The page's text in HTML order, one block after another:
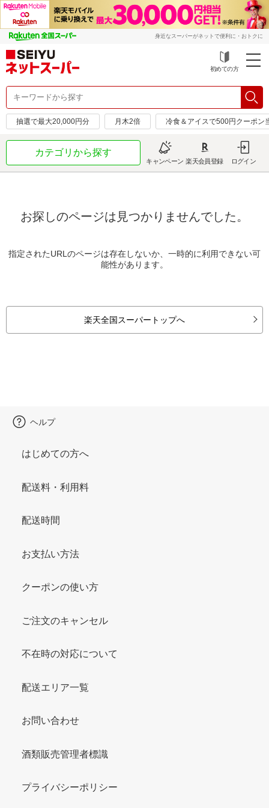
身近なスーパーがネットで便利に・おトクに
初めての方
抽選で最大20,000円分 月木2倍 冷食＆アイスで500円クーポン
カテゴリから探す
キャンペーン 楽天会員登録 ログイン
お探しのページは見つかりませんでした。
指定されたURLのページは存在しないか、一時的に利用できない可
能性があります。
楽天全国スーパートップへ
ヘルプ
はじめての方へ
配送料・利用料
配送時間
お支払い方法
クーポンの使い方
ご注文のキャンセル
不在時の対応について
配送エリア一覧
お問い合わせ
酒類販売管理者標識
プライバシーポリシー